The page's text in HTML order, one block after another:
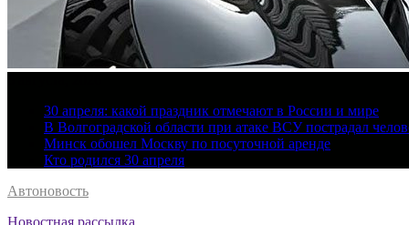
30 апреля: какой праздник отмечают в России и мире
В Волгоградской области при атаке ВСУ пострадал
Минск обошел Москву по посуточной аренде
Кто родился 30 апреля
Автоновость
Новостная рассылка